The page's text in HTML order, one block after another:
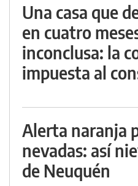
Una casa que
en cuatro
inconclusa: la
impuesta al
Alerta naranja
nevadas: así
de Neuquén